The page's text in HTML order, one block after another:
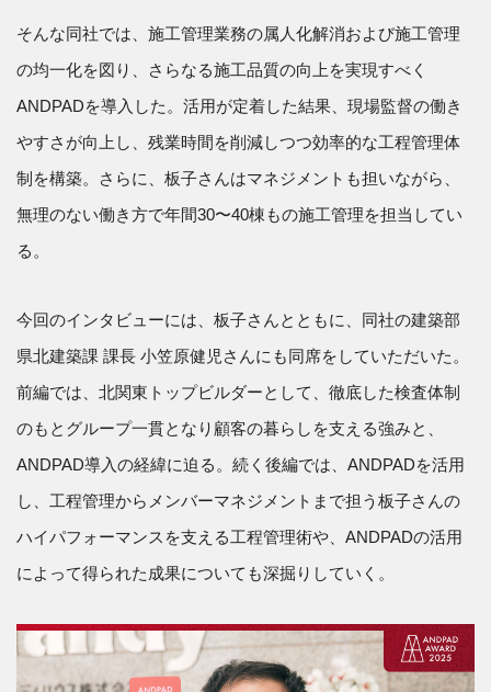
そんな同社では、施工管理業務の属人化解消および施工管理
の均一化を図り、さらなる施工品質の向上を実現すべく
ANDPADを導入した。活用が定着した結果、現場監督の働き
やすさが向上し、残業時間を削減しつつ効率的な工程管理体
制を構築。さらに、板子さんはマネジメントも担いながら、
無理のない働き方で年間30〜40棟もの施工管理を担当してい
る。
今回のインタビューには、板子さんとともに、同社の建築部
県北建築課 課長 小笠原健児さんにも同席をしていただいた。
前編では、北関東トップビルダーとして、徹底した検査体制
のもとグループ一貫となり顧客の暮らしを支える強みと、
ANDPAD導入の経緯に迫る。続く後編では、ANDPADを活用
し、工程管理からメンバーマネジメントまで担う板子さんの
ハイパフォーマンスを支える工程管理術や、ANDPADの活用
によって得られた成果についても深掘りしていく。